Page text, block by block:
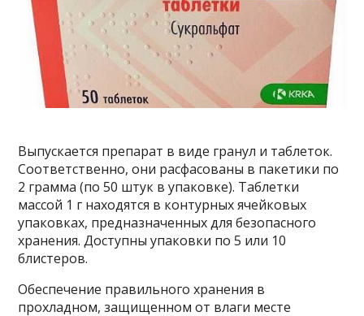
Выпускается препарат в виде гранул и таблеток.
Соответственно, они расфасованы в пакетики по
2 грамма (по 50 штук в упаковке). Таблетки
массой 1 г находятся в контурных ячейковых
упаковках, предназначенных для безопасного
хранения. Доступны упаковки по 5 или 10
блистеров.
Обеспечение правильного хранения в
прохладном, защищенном от влаги месте